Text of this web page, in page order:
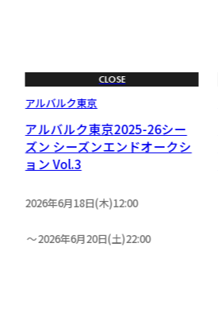
CLOSE
アルバルク東京
アルバルク東京2025-26シー
ズン シーズンエンドオークシ
ョン Vol.3
2026年6月18日(木)12:00
2026年6月20日(土)22:00